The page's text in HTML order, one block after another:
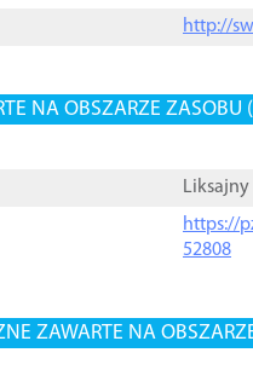
http://
NA OBSZARZE ZASOBU
Liksajny
https://
52808
ZAWARTE NA